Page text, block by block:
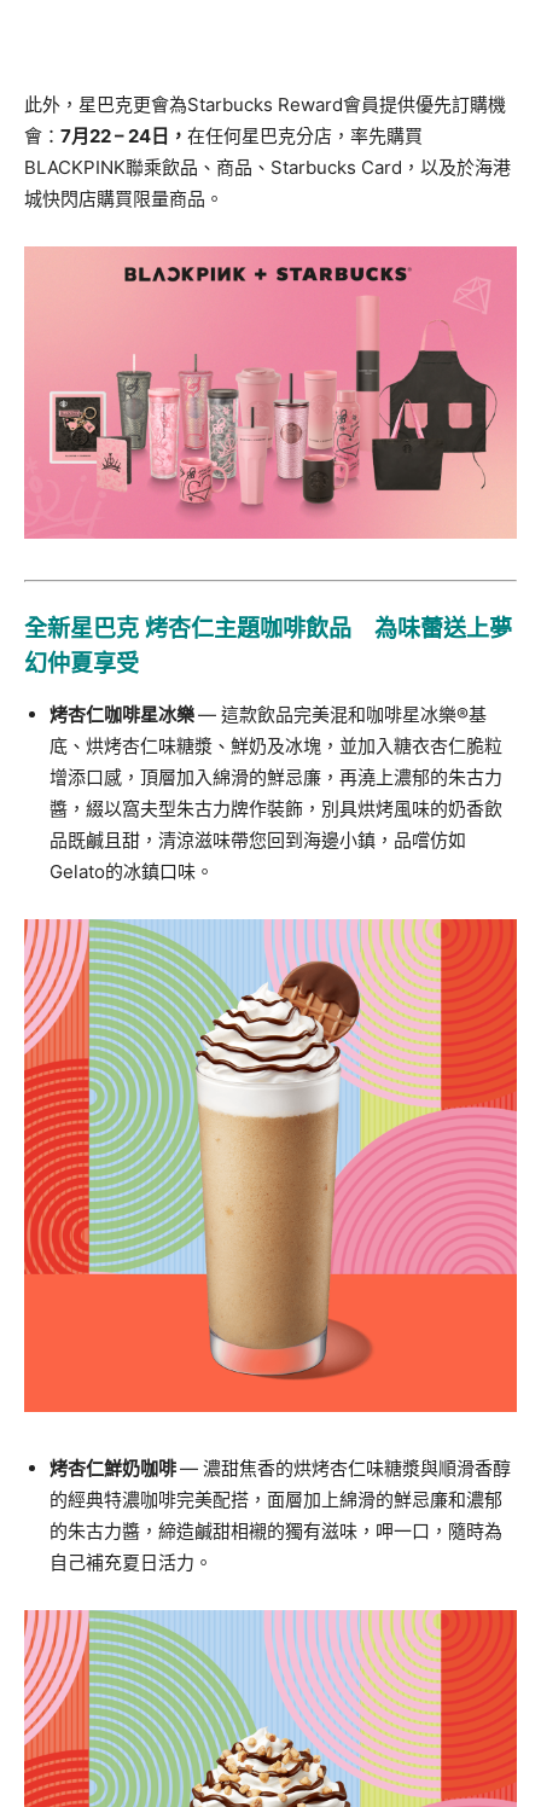
此外，星巴克更會為Starbucks Reward會員提供優先訂購機
會： 7月22 – 24日， 在任何星巴克分店，率先購買
BLACKPINK聯乘飲品、商品、Starbucks Card，以及於海港
城快閃店購買限量商品。
全新星巴克 烤杏仁主題咖啡飲品 為味蕾送上夢
幻仲夏享受
烤杏仁咖啡星冰樂— 這款飲品完美混和咖啡星冰樂®基
底、 烘烤杏仁味糖漿、 鮮奶及冰塊，並加入糖衣杏仁脆粒
增添口感， 頂層加入綿滑的鮮忌廉，再澆上濃郁的朱古力
醬， 綴以窩夫型朱古力牌作裝飾，別具烘烤風味的奶香飲
品既鹹且甜， 清涼滋味帶您回到海邊小鎮 ，品嚐仿如
Gelato的冰鎮口味 。
烤杏仁鮮奶咖啡— 濃甜焦香的烘烤杏仁味糖漿與順滑香醇
的經典特濃咖啡完美配搭， 面層加上綿滑的鮮忌廉和濃郁
的朱古力醬， 締造鹹甜相襯的獨有滋味，呷一口，隨時為
自己補充夏日活力。